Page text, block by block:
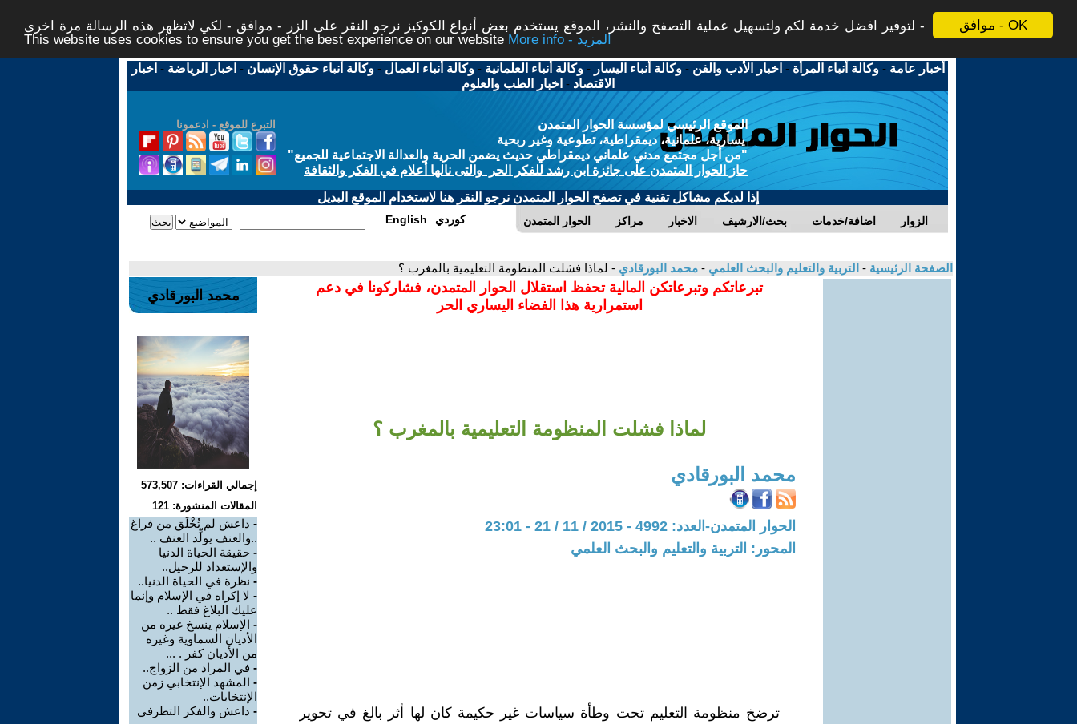
موافق - OK
لتوفير افضل خدمة لكم ولتسهيل عملية التصفح والنشر، الموقع يستخدم بعض أنواع الكوكيز نرجو النقر على الزر - موافق - لكي لاتظهر هذه الرسالة مرة اخرى -
This website uses cookies to ensure you get the best experience on our website
More info - المزيد
أخبار عامة -وكالة أنباء المرأة - اخبار الأدب والفن -وكالة أنباء اليسار -وكالة أنباء العلمانية -وكالة أنباء العمال -وكالة أنباء حقوق الإنسان - اخبار الرياضة - اخبار
الاقتصاد - اخبار الطب والعلوم
التبرع للموقع - ادعمونا
الموقع الرئيسي لمؤسسة الحوار المتمدن
يسارية، علمانية، ديمقراطية، تطوعية وغير ربحية
"من أجل مجتمع مدني علماني ديمقراطي حديث يضمن الحرية والعدالة الاجتماعية للجميع"
حاز الحوار المتمدن على جائزة ابن رشد للفكر الحر والتى نالها أعلام في الفكر والثقافة
إذا لديكم مشاكل تقنية في تصفح الحوار المتمدن نرجو النقر هنا لاستخدام الموقع البديل
الحوار المتمدن مراكز الاخبار بحث/الارشيف اضافة/خدمات الزوار English كوردي
الصفحة الرئيسية - التربية والتعليم والبحث العلمي - محمد البورقادي - لماذا فشلت المنظومة التعليمية بالمغرب ؟
تبرعاتكم وتبرعاتكن المالية تحفظ استقلال الحوار المتمدن، فشاركونا في دعم
استمرارية هذا الفضاء اليساري الحر
لماذا فشلت المنظومة التعليمية بالمغرب ؟
محمد البورقادي
الحوار المتمدن-العدد: 4992 - 2015 / 11 / 21 - 23:01
المحور: التربية والتعليم والبحث العلمي
ترضخ منظومة التعليم تحت وطأة سياسات غير حكيمة كان لها أثر بالغ في تحوير
محمد البورقادي
إجمالي القراءات: 573,507
المقالات المنشورة: 121
- داعش لم تُخْلَق من فراغ
..والعنف يولِّد العنف ..
- حقيقة الحياة الدنيا
والإستعداد للرحيل..
- نظرة في الحياة الدنيا..
- لا إكراه في الإسلام وإنما
عليك البلاغ فقط ..
- الإسلام ينسخ غيره من
الأديان السماوية وغيره
من الأديان كفر . ...
- في المراد من الزواج..
- المشهد الإنتخابي زمن
الإنتخابات..
- داعش والفكر التطرفي